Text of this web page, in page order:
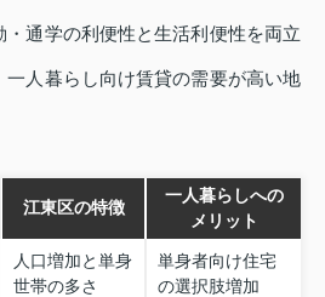
通学の利便性と生活利便性を両立
一人暮らし向け賃貸の需要が高い地
江東区の特徴
一人暮らしへの
メリット
人口増加と単身
世帯の多さ
単身者向け住宅
の選択肢増加